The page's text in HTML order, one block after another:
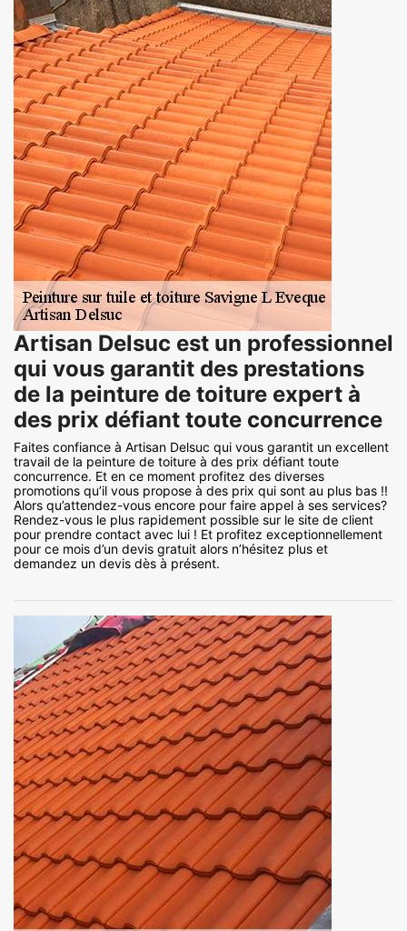
Artisan Delsuc est un professionnel
qui vous garantit des prestations
de la peinture de toiture expert à
des prix défiant toute concurrence
Faites confiance à Artisan Delsuc qui vous garantit un excellent
travail de la peinture de toiture à des prix défiant toute
concurrence. Et en ce moment profitez des diverses
promotions qu’il vous propose à des prix qui sont au plus bas !!
Alors qu’attendez-vous encore pour faire appel à ses services?
Rendez-vous le plus rapidement possible sur le site de client
pour prendre contact avec lui ! Et profitez exceptionnellement
pour ce mois d’un devis gratuit alors n’hésitez plus et
demandez un devis dès à présent.